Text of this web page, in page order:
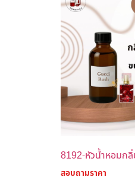
8192-หัวน้ำหอมก
สอบถามราคา